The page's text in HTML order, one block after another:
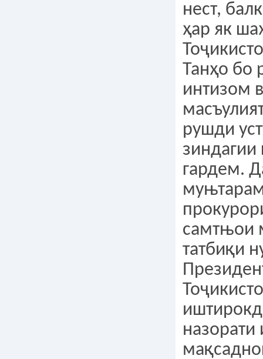
нест,
ҳар як
Танҳо бо
интизом
рушди
гардем.
самтњои
татбиқи
назорати